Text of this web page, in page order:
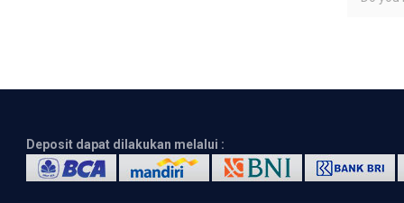
Deposit dapat dilakukan melalui :